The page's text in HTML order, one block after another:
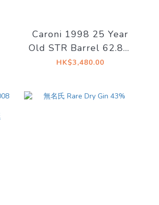
Caroni 1998 25 Year
Old STR Barrel 62.8%
The Whisky Blues
HK$3,480.00